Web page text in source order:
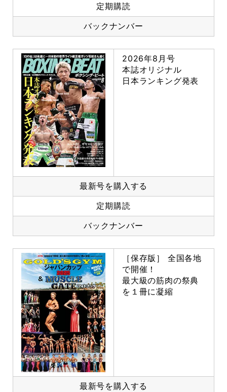
定期購読
バックナンバー
2026年8月号
本誌オリジナル
日本ランキング発表
最新号を購入する
定期購読
バックナンバー
［保存版］ 全国各地
で開催！
最大級の筋肉の祭典
を１冊に凝縮
最新号を購入する